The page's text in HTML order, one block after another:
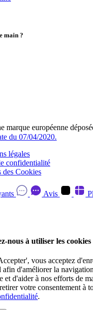
main ?
marque européenne
du 07/04/2020.
légales
confidentialité
des Cookies
Avis
nous à utiliser les cookies
vous acceptez
afin d'améliorer la
et d'aider à nos efforts de
votre consentement à
.